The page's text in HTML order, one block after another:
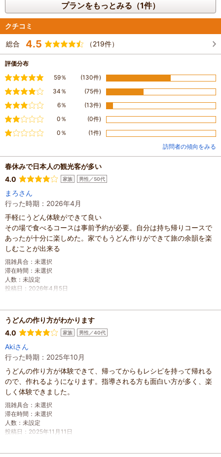
プランをもっとみる（1件）
クチコミ
総合 4.5 （219件）
評価分布
満足59％ (130件)
やや満足
34％ (75件)
6％ (13件)
やや不満
0％ (0件)
不満0％
(1件)
訪問者の傾向をみる
春休みで日本人の観光客が多い
4.0
家族 男性／50代
まろさん
行った時期：2026年4月
手軽にうどん体験ができて良い
その場で食べるコースは事前予約が必要。自分は持ち帰りコースで
あったが十分に楽しめた。家でもうどん作りができて旅の余韻を楽
しむことが出来る
混雑具合 ： 未選択
滞在時間 ： 未選択
人数 ： 未設定
投稿日 ： 2026年4月5日
うどんの作り方がわかります
4.0
家族 男性／40代
Akiさん
行った時期：2025年10月
うどんの作り方が体験できて、帰ってからもレシピを持って帰れる
ので、作れるようになります。指導される方も面白い方が多く、楽
しく体験できました。
混雑具合 ： 未選択
滞在時間 ： 未選択
人数 ： 未設定
投稿日 ： 2025年11月11日